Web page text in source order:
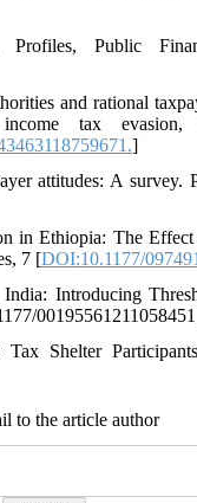
Public
and rational
tax
]
attitudes: A survey.
in Ethiopia: The
7 [DOI:10.1177/
Introducing
Shelter
to the article author